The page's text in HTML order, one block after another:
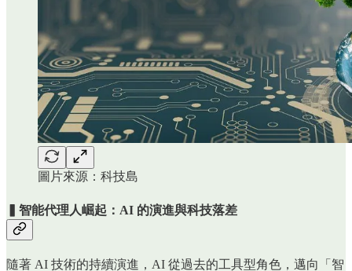
圖片來源：科技島
▍智能代理人崛起：AI 的演進與科技落差
隨著 AI 技術的持續演進，AI 從過去的工具型角色，邁向「智